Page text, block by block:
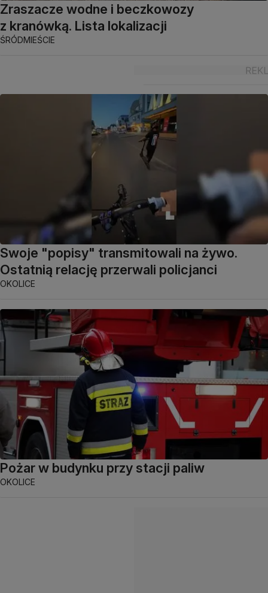
Zraszacze wodne i beczkowozy
z kranówką. Lista lokalizacji
ŚRÓDMIEŚCIE
Swoje "popisy" transmitowali na żywo.
Ostatnią relację przerwali policjanci
OKOLICE
Pożar w budynku przy stacji paliw
OKOLICE